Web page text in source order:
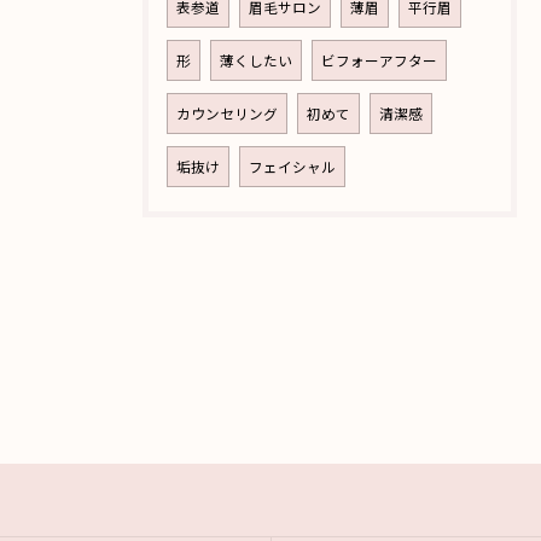
表参道 眉毛サロン 薄眉 平行眉
形 薄くしたい ビフォーアフター
カウンセリング 初めて 清潔感
垢抜け フェイシャル